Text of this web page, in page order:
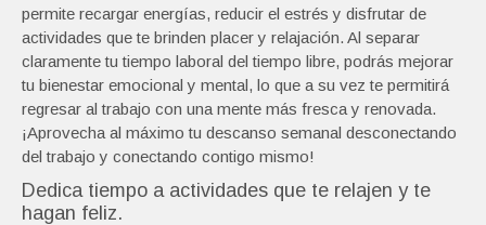
permite recargar energías, reducir el estrés y disfrutar de
actividades que te brinden placer y relajación. Al separar
claramente tu tiempo laboral del tiempo libre, podrás mejorar
tu bienestar emocional y mental, lo que a su vez te permitirá
regresar al trabajo con una mente más fresca y renovada.
¡Aprovecha al máximo tu descanso semanal desconectando
del trabajo y conectando contigo mismo!
Dedica tiempo a actividades que te relajen y te
hagan feliz.